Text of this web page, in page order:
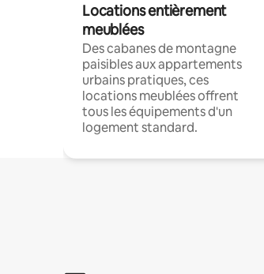
Locations entièrement
meublées
Des cabanes de montagne
paisibles aux appartements
urbains pratiques, ces
locations meublées offrent
tous les équipements d'un
logement standard.